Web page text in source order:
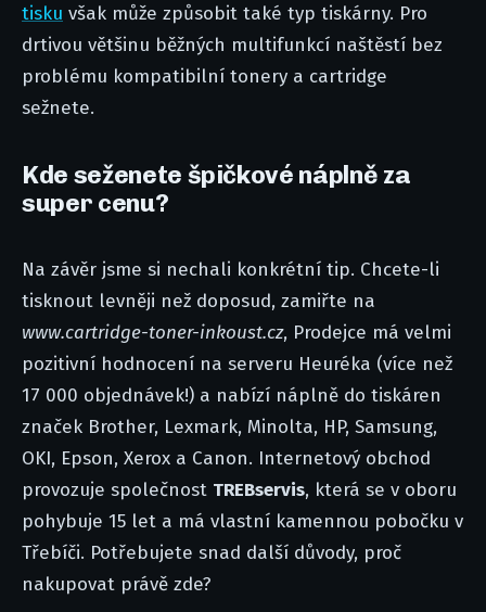
tisku však může způsobit také typ tiskárny. Pro
drtivou většinu běžných multifunkcí naštěstí bez
problému kompatibilní tonery a cartridge
sežnete.
Kde seženete špičkové náplně za
super cenu?
Na závěr jsme si nechali konkrétní tip. Chcete-li
tisknout levněji než doposud, zamiřte na
www.cartridge-toner-inkoust.cz, Prodejce má velmi
pozitivní hodnocení na serveru Heuréka (více než
17 000 objednávek!) a nabízí náplně do tiskáren
značek Brother, Lexmark, Minolta, HP, Samsung,
OKI, Epson, Xerox a Canon. Internetový obchod
provozuje společnost TREBservis, která se v oboru
pohybuje 15 let a má vlastní kamennou pobočku v
Třebíči. Potřebujete snad další důvody, proč
nakupovat právě zde?